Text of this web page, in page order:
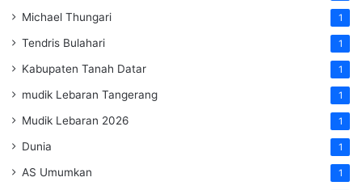
Michael Thungari 1
Tendris Bulahari 1
Kabupaten Tanah Datar 1
mudik Lebaran Tangerang 1
Mudik Lebaran 2026 1
Dunia 1
AS Umumkan 1